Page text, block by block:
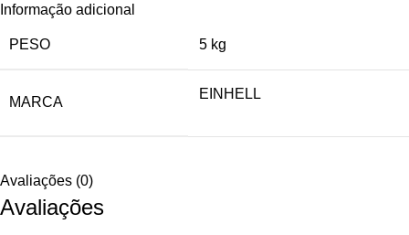
Informação adicional
PESO 5 kg
MARCA
EINHELL
Avaliações (0)
Avaliações